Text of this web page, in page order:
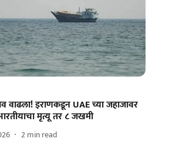
इराणकडून UAE च्या जहाजावर
मृत्यू तर ८ जखमी
2min read